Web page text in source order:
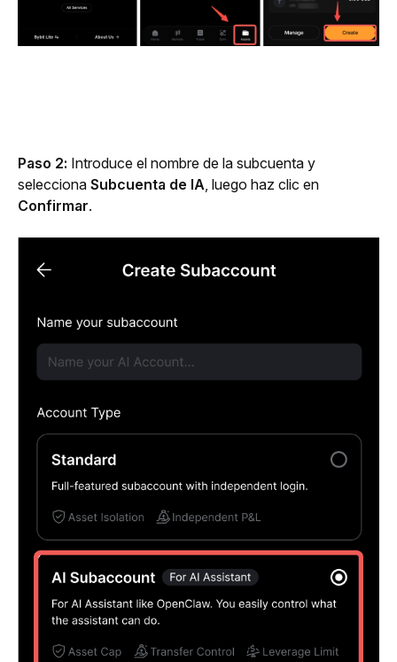
Paso 2: Introduce el nombre de la subcuenta y
selecciona Subcuenta de IA
Confirmar.